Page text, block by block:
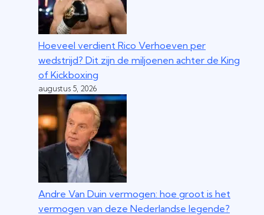
Hoeveel verdient Rico Verhoeven per
wedstrijd? Dit zijn de miljoenen achter de King
of Kickboxing
augustus 5, 2026
Andre Van Duin vermogen: hoe groot is het
vermogen van deze Nederlandse legende?